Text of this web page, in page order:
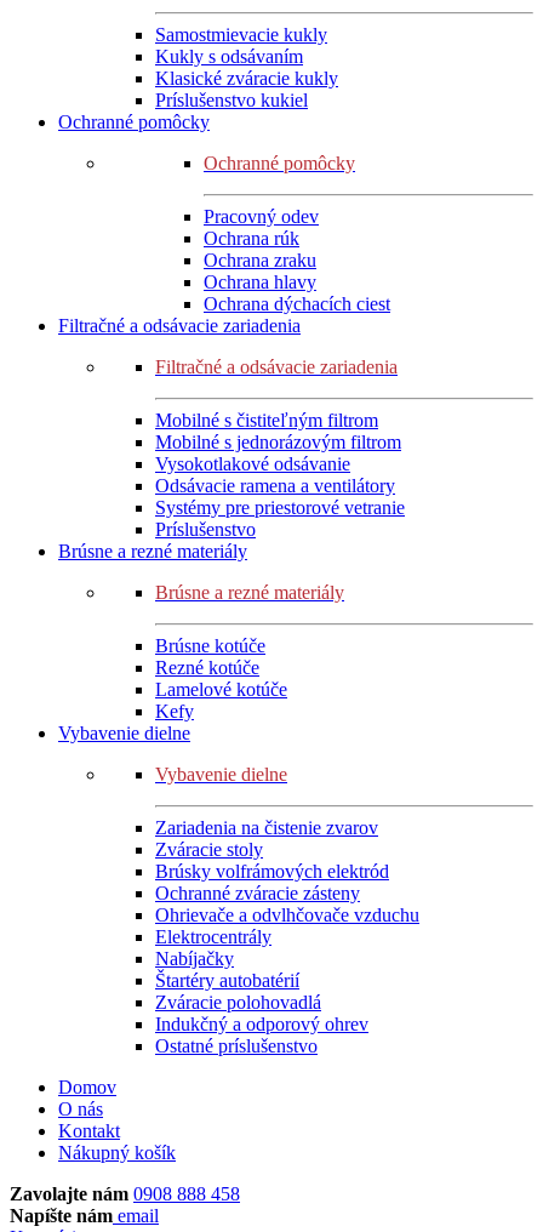
Samostmievacie kukly
Kukly s odsávaním
Klasické zváracie kukly
Príslušenstvo kukiel
Ochranné pomôcky
Ochranné pomôcky
Pracovný odev
Ochrana rúk
Ochrana zraku
Ochrana hlavy
Ochrana dýchacích ciest
Filtračné a odsávacie zariadenia
Filtračné a odsávacie zariadenia
Mobilné s čistiteľným filtrom
Mobilné s jednorázovým filtrom
Vysokotlakové odsávanie
Odsávacie ramena a ventilátory
Systémy pre priestorové vetranie
Príslušenstvo
Brúsne a rezné materiály
Brúsne a rezné materiály
Brúsne kotúče
Rezné kotúče
Lamelové kotúče
Kefy
Vybavenie dielne
Vybavenie dielne
Zariadenia na čistenie zvarov
Zváracie stoly
Brúsky volfrámových elektród
Ochranné zváracie zásteny
Ohrievače a odvlhčovače vzduchu
Elektrocentrály
Nabíjačky
Štartéry autobatérií
Zváracie polohovadlá
Indukčný a odporový ohrev
Ostatné príslušenstvo
Domov
O nás
Kontakt
Nákupný košík
Zavolajte nám 0908 888 458
Napíšte nám email